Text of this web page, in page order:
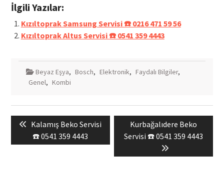
İlgili Yazılar:
Kızıltoprak Samsung Servisi ☎️ 0216 471 59 56
Kızıltoprak Altus Servisi ☎️ 0541 359 4443
Beyaz Eşya, Bosch, Elektronik, Faydalı Bilgiler,
Genel, Kombi
gezinmesi
Previous
post:
Kalamış Beko Servisi
☎️ 0541 359 4443
Next
post:
Kurbağalıdere Beko
Servisi ☎️ 0541 359 4443